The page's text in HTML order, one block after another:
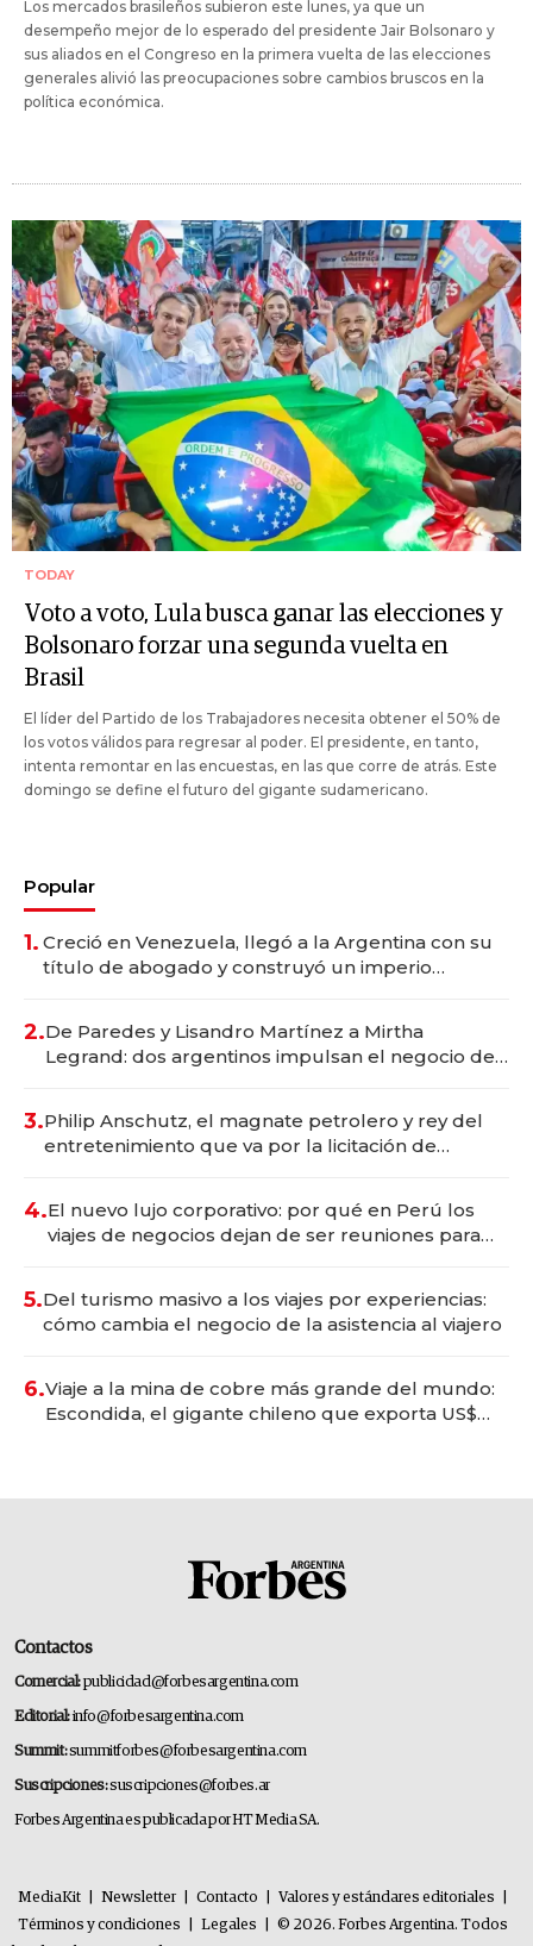
Los mercados brasileños subieron este lunes, ya que un
desempeño mejor de lo esperado del presidente Jair Bolsonaro y
sus aliados en el Congreso en la primera vuelta de las elecciones
generales alivió las preocupaciones sobre cambios bruscos en la
política económica.
TODAY
Voto a voto, Lula busca ganar las elecciones y
Bolsonaro forzar una segunda vuelta en
Brasil
El líder del Partido de los Trabajadores necesita obtener el 50% de
los votos válidos para regresar al poder. El presidente, en tanto,
intenta remontar en las encuestas, en las que corre de atrás. Este
domingo se define el futuro del gigante sudamericano.
Popular
1. Creció en Venezuela, llegó a la Argentina con su
título de abogado y construyó un imperio
2.De Paredes y Lisandro Martínez a Mirtha
Legrand: dos argentinos impulsan el negocio del
3.Philip Anschutz, el magnate petrolero y rey del
entretenimiento que va por la licitación de
4.El nuevo lujo corporativo: por qué en Perú los
viajes de negocios dejan de ser reuniones para
5.Del turismo masivo a los viajes por experiencias:
cómo cambia el negocio de la asistencia al viajero
6.Viaje a la mina de cobre más grande del mundo:
Escondida, el gigante chileno que exporta US$
Contactos
Comercial:publicidad@forbesargentina.com
Editorial:info@forbesargentina.com
Summit:summitforbes@forbesargentina.com
Suscripciones:suscripciones@forbes.ar
Forbes Argentina es publicada por HT Media SA.
MediaKit Newsletter Contacto Valores y estándares editoriales
Términos y condiciones
Legales
© 2026. Forbes Argentina. Todos